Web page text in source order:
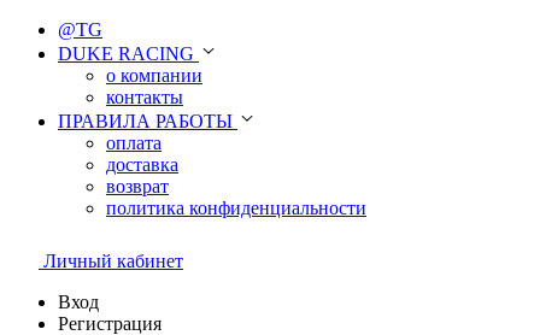
@TG
DUKE RACING
о компании
контакты
ПРАВИЛА РАБОТЫ
оплата
доставка
возврат
политика конфиденциальности
Личный кабинет
Вход
Регистрация